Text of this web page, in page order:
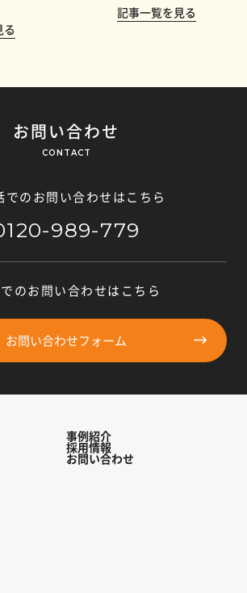
記事一覧を見る
お問い合わせ
CONTACT
でのお問い合わせはこちら
989-779
のお問い合わせはこちら
お問い合わせフォーム
事例紹介
採用情報
お問い合わせ